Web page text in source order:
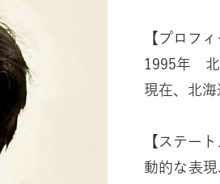
【プロフィ
1995年 北
現在、北
【ステート
動的な表